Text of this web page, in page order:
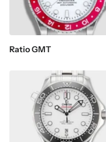
Ratio GMT